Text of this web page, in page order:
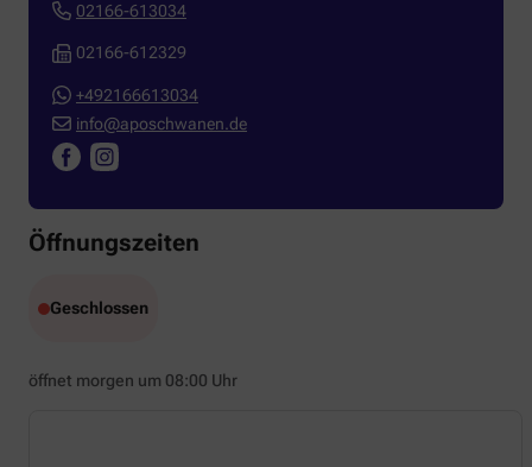
02166-613034
02166-612329
+492166613034
info@aposchwanen.de
Öffnungszeiten
Geschlossen
öffnet morgen um 08:00 Uhr